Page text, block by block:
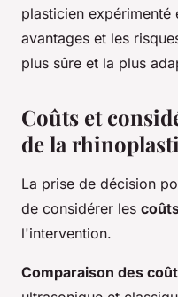
plasticien expérimenté
avantages et les
plus sûre et la plus
Coûts et
de la
La prise de décision
de considérer les
l'intervention.
Comparaison des